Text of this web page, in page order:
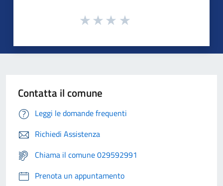
Contatta il comune
Leggi le domande frequenti
Richiedi Assistenza
Chiama il comune 029592991
Prenota un appuntamento